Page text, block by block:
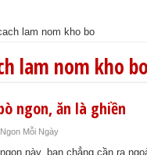
lam nom kho bo
lam nom kho bo
ngon, ăn là ghiền
Mỗi Ngày
này, bạn chẳng cần ra